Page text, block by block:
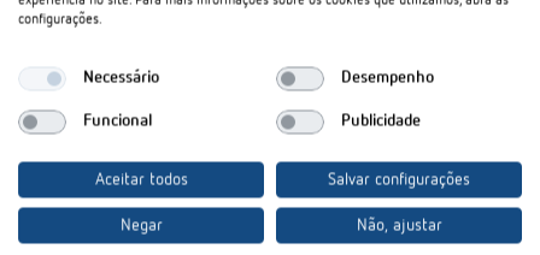
Theben AG
Hohenbergstraße 32
Alemanha
+49 (0)74 74/692-0
info@theben.de
configurações.
Necessário Desempenho
Funcional Publicidade
Aceitar todos Salvar configurações
Negar Não, ajustar